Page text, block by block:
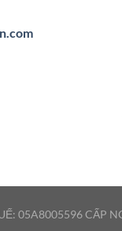
05A8005596 CẤP